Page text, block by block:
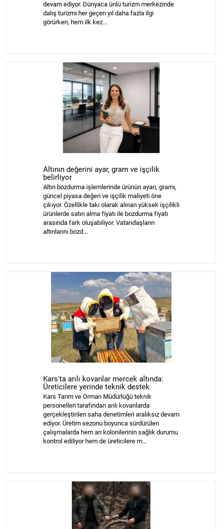
devam ediyor. Dünyaca ünlü turizm merkezinde
dalış turizmi her geçen yıl daha fazla ilgi
görürken, hem ilk kez...
Altının değerini ayar, gram ve işçilik
belirliyor
Altın bozdurma işlemlerinde ürünün ayarı, gramı,
güncel piyasa değeri ve işçilik maliyeti öne
çıkıyor. Özellikle takı olarak alınan yüksek işçilikli
ürünlerde satın alma fiyatı ile bozdurma fiyatı
arasında fark oluşabiliyor. Vatandaşların
altınlarını bozd...
Kars'ta arılı kovanlar mercek altında:
Üreticilere yerinde teknik destek
Kars Tarım ve Orman Müdürlüğü teknik
personelleri tarafından arılı kovanlarda
gerçekleştirilen saha denetimleri aralıksız devam
ediyor. Üretim sezonu boyunca sürdürülen
çalışmalarda hem arı kolonilerinin sağlık durumu
kontrol ediliyor hem de üreticilere m...